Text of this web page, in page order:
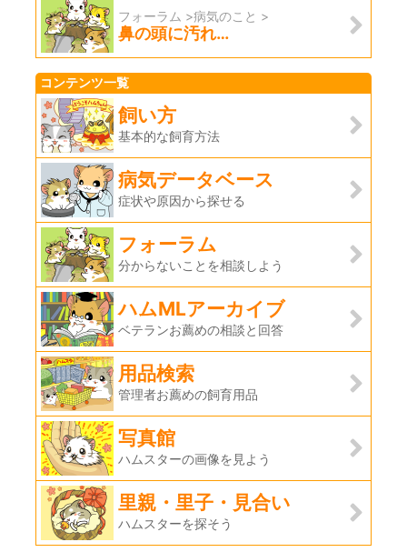
フォーラム >病気のこと >
鼻の頭に汚れ…
コンテンツ一覧
飼い方
基本的な飼育方法
病気データベース
症状や原因から探せる
フォーラム
分からないことを相談しよう
ハムMLアーカイブ
ベテランお薦めの相談と回答
用品検索
管理者お薦めの飼育用品
写真館
ハムスターの画像を見よう
里親・里子・見合い
ハムスターを探そう